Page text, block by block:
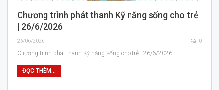
Chương trình phát thanh Kỹ năng sống cho trẻ
| 26/6/2026
26/06/2026 0
Chương trình phát thanh Kỹ năng sống cho trẻ | 26/6/2026
ĐỌC THÊM...